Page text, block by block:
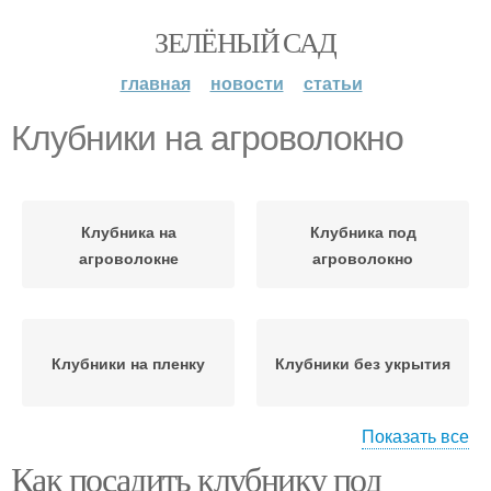
ЗЕЛЁНЫЙ САД
главная новости статьи
Клубники на агроволокно
Клубника на
агроволокне
Клубника под
агроволокно
Клубники на пленку Клубники без укрытия
Показать все
Как посадить клубнику под